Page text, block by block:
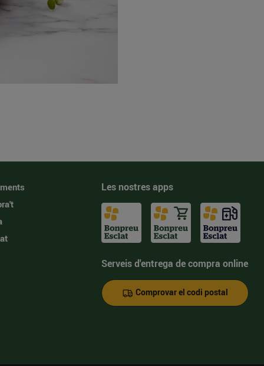
Les nostres apps
Serveis d'entrega de compra online
Comprovar el codi postal